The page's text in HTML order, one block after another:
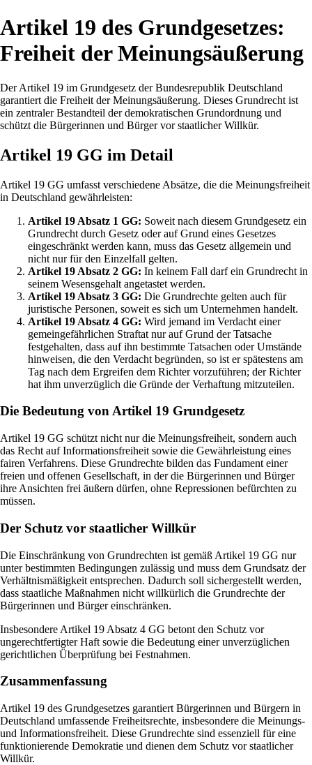
Artikel 19 des Grundgesetzes:
Freiheit der Meinungsäußerung
Der Artikel 19 im Grundgesetz der Bundesrepublik Deutschland
garantiert die Freiheit der Meinungsäußerung. Dieses Grundrecht ist
ein zentraler Bestandteil der demokratischen Grundordnung und
schützt die Bürgerinnen und Bürger vor staatlicher Willkür.
Artikel 19 GG im Detail
Artikel 19 GG umfasst verschiedene Absätze, die die Meinungsfreiheit
in Deutschland gewährleisten:
Artikel 19 Absatz 1 GG: Soweit nach diesem Grundgesetz ein
Grundrecht durch Gesetz oder auf Grund eines Gesetzes
eingeschränkt werden kann, muss das Gesetz allgemein und
nicht nur für den Einzelfall gelten.
Artikel 19 Absatz 2 GG: In keinem Fall darf ein Grundrecht in
seinem Wesensgehalt angetastet werden.
Artikel 19 Absatz 3 GG: Die Grundrechte gelten auch für
juristische Personen, soweit es sich um Unternehmen handelt.
Artikel 19 Absatz 4 GG: Wird jemand im Verdacht einer
gemeingefährlichen Straftat nur auf Grund der Tatsache
festgehalten, dass auf ihn bestimmte Tatsachen oder Umstände
hinweisen, die den Verdacht begründen, so ist er spätestens am
Tag nach dem Ergreifen dem Richter vorzuführen; der Richter
hat ihm unverzüglich die Gründe der Verhaftung mitzuteilen.
Die Bedeutung von Artikel 19 Grundgesetz
Artikel 19 GG schützt nicht nur die Meinungsfreiheit, sondern auch
das Recht auf Informationsfreiheit sowie die Gewährleistung eines
fairen Verfahrens. Diese Grundrechte bilden das Fundament einer
freien und offenen Gesellschaft, in der die Bürgerinnen und Bürger
ihre Ansichten frei äußern dürfen, ohne Repressionen befürchten zu
müssen.
Der Schutz vor staatlicher Willkür
Die Einschränkung von Grundrechten ist gemäß Artikel 19 GG nur
unter bestimmten Bedingungen zulässig und muss dem Grundsatz der
Verhältnismäßigkeit entsprechen. Dadurch soll sichergestellt werden,
dass staatliche Maßnahmen nicht willkürlich die Grundrechte der
Bürgerinnen und Bürger einschränken.
Insbesondere Artikel 19 Absatz 4 GG betont den Schutz vor
ungerechtfertigter Haft sowie die Bedeutung einer unverzüglichen
gerichtlichen Überprüfung bei Festnahmen.
Zusammenfassung
Artikel 19 des Grundgesetzes garantiert Bürgerinnen und Bürgern in
Deutschland umfassende Freiheitsrechte, insbesondere die Meinungs-
und Informationsfreiheit. Diese Grundrechte sind essenziell für eine
funktionierende Demokratie und dienen dem Schutz vor staatlicher
Willkür.